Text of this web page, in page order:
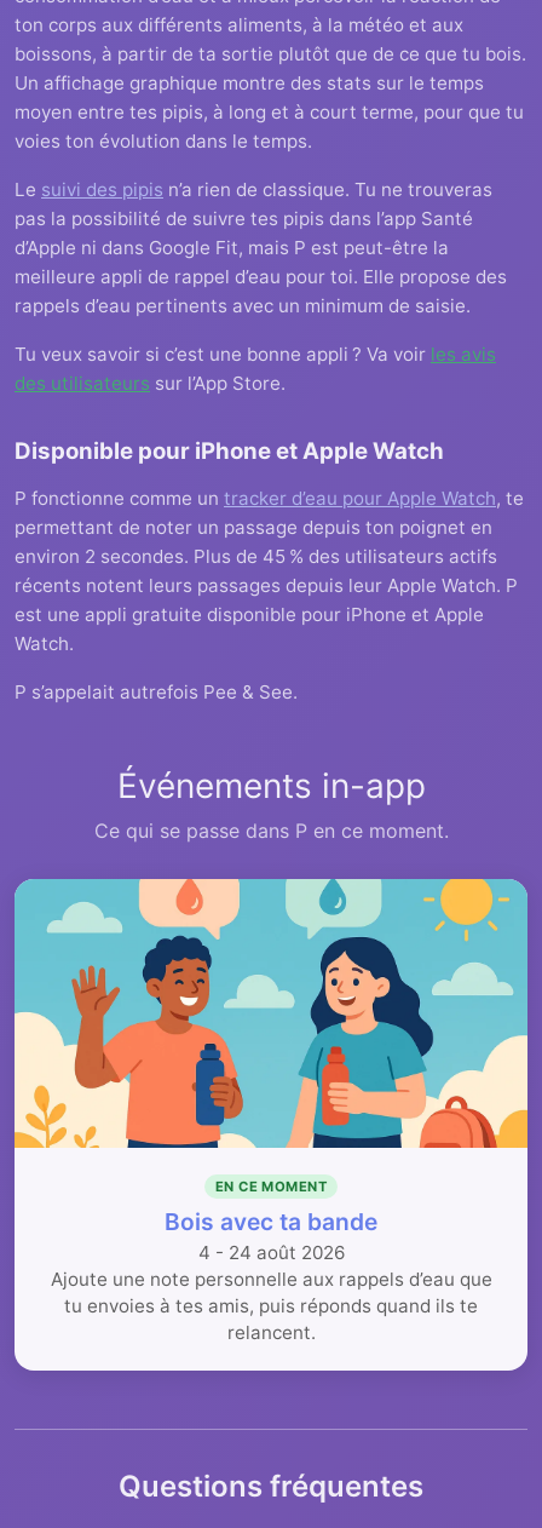
ton corps aux différents aliments, à la météo et aux
boissons, à partir de ta sortie plutôt que de ce que tu bois.
Un affichage graphique montre des stats sur le temps
moyen entre tes pipis, à long et à court terme, pour que tu
voies ton évolution dans le temps.
Le suivi des pipis n’a rien de classique. Tu ne trouveras
pas la possibilité de suivre tes pipis dans l’app Santé
d’Apple ni dans Google Fit, mais P est peut-être la
meilleure appli de rappel d’eau pour toi. Elle propose des
rappels d’eau pertinents avec un minimum de saisie.
Tu veux savoir si c’est une bonne appli ? Va voir les avis
des utilisateurs sur l’App Store.
Disponible pour iPhone et Apple Watch
P fonctionne comme un tracker d’eau pour Apple Watch, te
permettant de noter un passage depuis ton poignet en
environ 2 secondes. Plus de 45 % des utilisateurs actifs
récents notent leurs passages depuis leur Apple Watch. P
est une appli gratuite disponible pour iPhone et Apple
Watch.
P s’appelait autrefois Pee & See.
Événements in-app
Ce qui se passe dans P en ce moment.
EN CE MOMENT
Bois avec ta bande
4 - 24 août 2026
Ajoute une note personnelle aux rappels d’eau que
tu envoies à tes amis, puis réponds quand ils te
relancent.
Questions fréquentes